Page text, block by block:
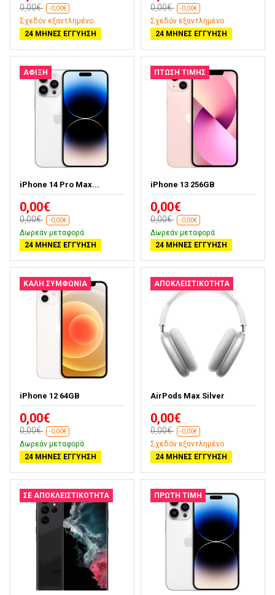
0,00€ -0,00€
Σχεδόν εξαντλημένο
24 ΜΉΝΕΣ ΕΓΓΎΗΣΗ
0,00€ -0,00€
Σχεδόν εξαντλημένο
24 ΜΉΝΕΣ ΕΓΓΎΗΣΗ
ΑΦΙΞΗ
iPhone 14 Pro Max...
0,00€
0,00€ -0,00€
Δωρεάν μεταφορά
24 ΜΉΝΕΣ ΕΓΓΎΗΣΗ
ΠΤΏΣΗ ΤΙΜΉΣ
iPhone 13 256GB
0,00€
0,00€ -0,00€
Δωρεάν μεταφορά
24 ΜΉΝΕΣ ΕΓΓΎΗΣΗ
ΚΑΛΉ ΣΥΜΦΩΝΊΑ
iPhone 12 64GB
0,00€
0,00€ -0,00€
Δωρεάν μεταφορά
24 ΜΉΝΕΣ ΕΓΓΎΗΣΗ
ΑΠΟΚΛΕΙΣΤΙΚΌΤΗΤΑ
AirPods Max Silver
0,00€
0,00€ -0,00€
Σχεδόν εξαντλημένο
24 ΜΉΝΕΣ ΕΓΓΎΗΣΗ
ΣΕ ΑΠΟΚΛΕΙΣΤΙΚΌΤΗΤΑ ΠΡΏΤΗ ΤΙΜΉ